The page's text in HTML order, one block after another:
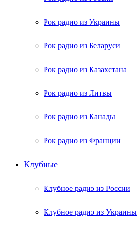
Рок радио из Украины
Рок радио из Беларуси
Рок радио из Казахстана
Рок радио из Литвы
Рок радио из Канады
Рок радио из Франции
Клубные
Клубное радио из России
Клубное радио из Украины